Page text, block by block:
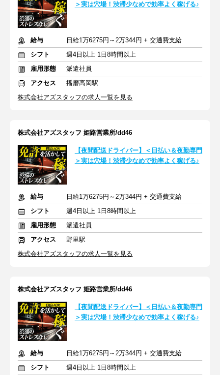
＞実は穴場！渋滞少なめで効率よく稼げる♪
給与
日給1万6275円～2万344円 + 交通費支給
シフト
週4日以上 1日8時間以上
雇用形態
派遣社員
アクセス
播磨高岡駅
株式会社アズスタッフの求人一覧を見る
株式会社アズスタッフ 姫路営業所/dd46
【夜間配送ドライバー】＜日払い＆夜勤専門
＞実は穴場！渋滞少なめで効率よく稼げる♪
給与
日給1万6275円～2万344円 + 交通費支給
シフト
週4日以上 1日8時間以上
雇用形態
派遣社員
アクセス
野里駅
株式会社アズスタッフの求人一覧を見る
株式会社アズスタッフ 姫路営業所/dd46
【夜間配送ドライバー】＜日払い＆夜勤専門
＞実は穴場！渋滞少なめで効率よく稼げる♪
給与
日給1万6275円～2万344円 + 交通費支給
シフト
週4日以上 1日8時間以上